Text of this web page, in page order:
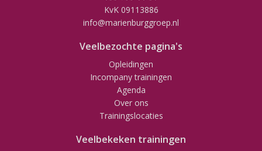
KvK 09113886
info@marienburggroep.nl
Veelbezochte pagina's
Opleidingen
Incompany trainingen
Agenda
Over ons
Trainingslocaties
Veelbekeken trainingen